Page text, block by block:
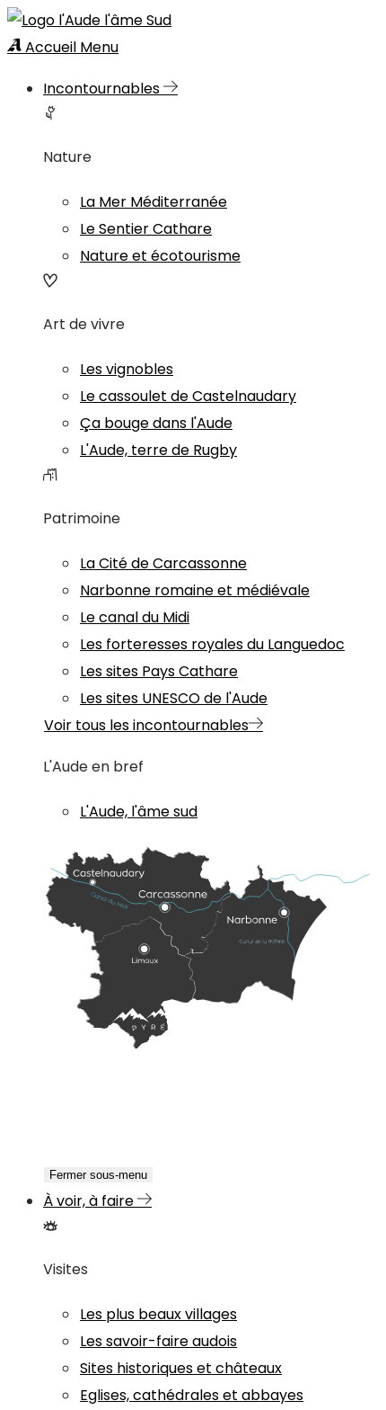
Accueil Menu
Incontournables
Nature
La Mer Méditerranée
Le Sentier Cathare
Nature et écotourisme
Art de vivre
Les vignobles
Le cassoulet de Castelnaudary
Ça bouge dans l'Aude
L'Aude, terre de Rugby
Patrimoine
La Cité de Carcassonne
Narbonne romaine et médiévale
Le canal du Midi
Les forteresses royales du Languedoc
Les sites Pays Cathare
Les sites UNESCO de l'Aude
Voir tous les incontournables
L'Aude en bref
L'Aude, l'âme sud
Fermer sous-menu
À voir, à faire
Visites
Les plus beaux villages
Les savoir-faire audois
Sites historiques et châteaux
Eglises, cathédrales et abbayes